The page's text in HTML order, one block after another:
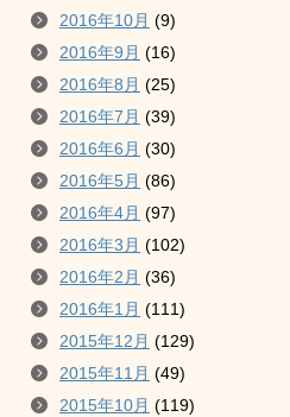
2016年10月 (9)
2016年9月 (16)
2016年8月 (25)
2016年7月 (39)
2016年6月 (30)
2016年5月 (86)
2016年4月 (97)
2016年3月 (102)
2016年2月 (36)
2016年1月 (111)
2015年12月 (129)
2015年11月 (49)
2015年10月 (119)